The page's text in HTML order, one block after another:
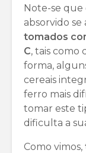
Note-se que
absorvido
tomados
C, tais como
forma,
cereais
ferro mais
tomar este
dificulta a
Como vimos,